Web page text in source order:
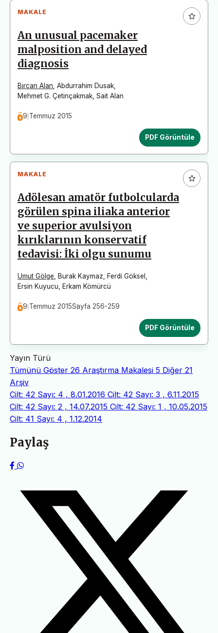
MAKALE
An unusual pacemaker
malposition and delayed
diagnosis
Bircan Alan Abdurrahim Dusak
Mehmet G. Çetinçakmak Sait Alan
9 Temmuz 2015
PDF Görüntüle
MAKALE
Adölesan amatör futbolcularda
görülen spina iliaka anterior
ve superior avulsiyon
kırıklarının konservatif
tedavisi: İki olgu sunumu
Umut Gölge Burak Kaymaz Ferdi Göksel
Ersin Kuyucu
Erkam Kömürcü
9 Temmuz 2015Sayfa 256-259
PDF Görüntüle
Yayın Türü
Tümünü Göster 26 Araştırma Makalesi 5 Diğer 21
Arşiv
Cilt: 42 Sayı: 4 , 8.01.2016 Cilt: 42 Sayı: 3 , 6.11.2015
Cilt: 42 Sayı: 2 , 14.07.2015 Cilt: 42 Sayı: 1 , 10.05.2015
Cilt: 41 Sayı: 4 , 1.12.2014
Paylaş